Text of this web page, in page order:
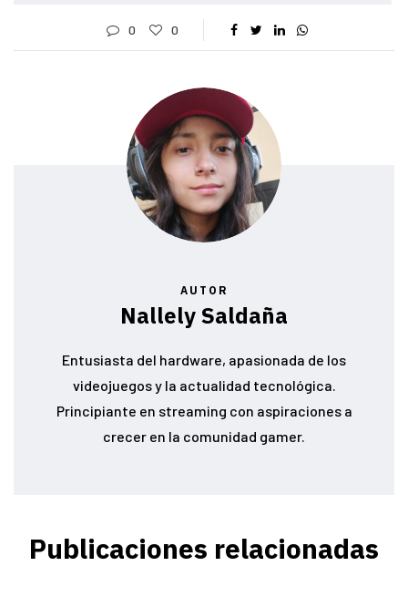
0 0
AUTOR
Nallely Saldaña
Entusiasta del hardware, apasionada de los
videojuegos y la actualidad tecnológica.
Principiante en streaming con aspiraciones a
crecer en la comunidad gamer.
Publicaciones relacionadas